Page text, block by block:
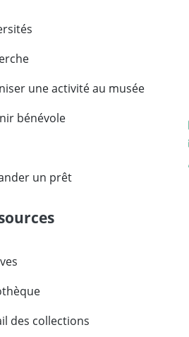
une activité au musée
bénévole
un prêt
des collections